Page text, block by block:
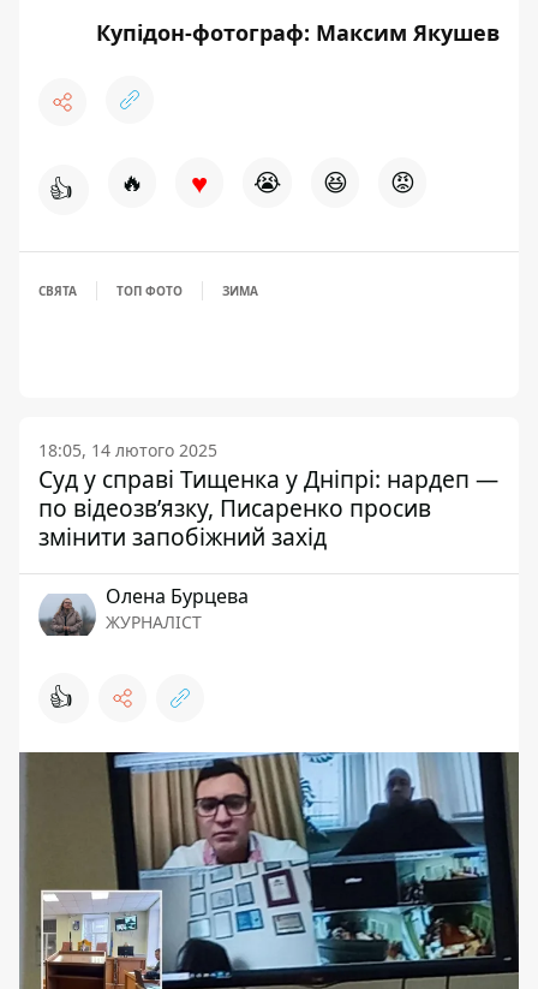
Купідон-фотограф: Максим Якушев
👍 🔥 ♥ 😭 😆 😡
СВЯТА ТОП ФОТО ЗИМА
18:05, 14 лютого 2025
Суд у справі Тищенка у Дніпрі: нардеп —
по відеозв’язку, Писаренко просив
змінити запобіжний захід
Олена Бурцева
ЖУРНАЛІСТ
👍